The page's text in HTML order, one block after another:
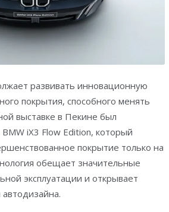
развивать инновационную
покрытия, способного менять
выставке в Пекине был
iX3 Flow Edition, который
покрытие только на
обещает значительные
эксплуатации и открывает